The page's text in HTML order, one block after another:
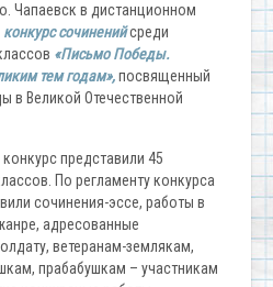
Чапаевск в дистанционном
конкурс сочиненийсреди
«Письмо Победы.
тем годам»,посвященный
в Великой Отечественной
представили 45
По регламенту конкурса
сочинения-эссе, работы в
адресованные
ветеранам-землякам,
прабабушкам – участникам